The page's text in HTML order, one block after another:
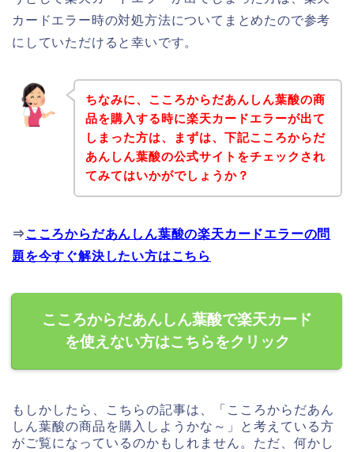
カードエラー時の対処方法についてまとめたので参考
にしていただけると幸いです。
ちなみに、こころからだあんしん葉酸の商
品を購入する時に楽天カードエラーが出て
しまった方は、まずは、下記こころからだ
あんしん葉酸の公式サイトをチェックされ
てみてはいかがでしょうか？
⇒ こころからだあんしん葉酸の楽天カードエラーの問
題を今すぐ解決したい方はこちら
こころからだあんしん葉酸で楽天カード
を使えない方はこちらをクリック
もしかしたら、こちらの記事は、「こころからだあん
しん葉酸の商品を購入しようかな～」と考えている方
がご覧になっているのかもしれません。ただ、何かし